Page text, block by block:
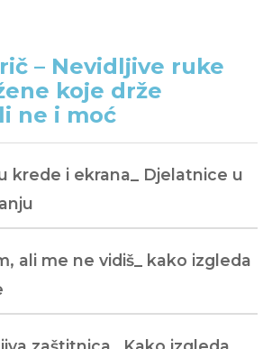
– Nevidljive ruke
koje drže
ne i moć
krede i ekrana_ Djelatnice u
ali me ne vidiš_ kako izgleda